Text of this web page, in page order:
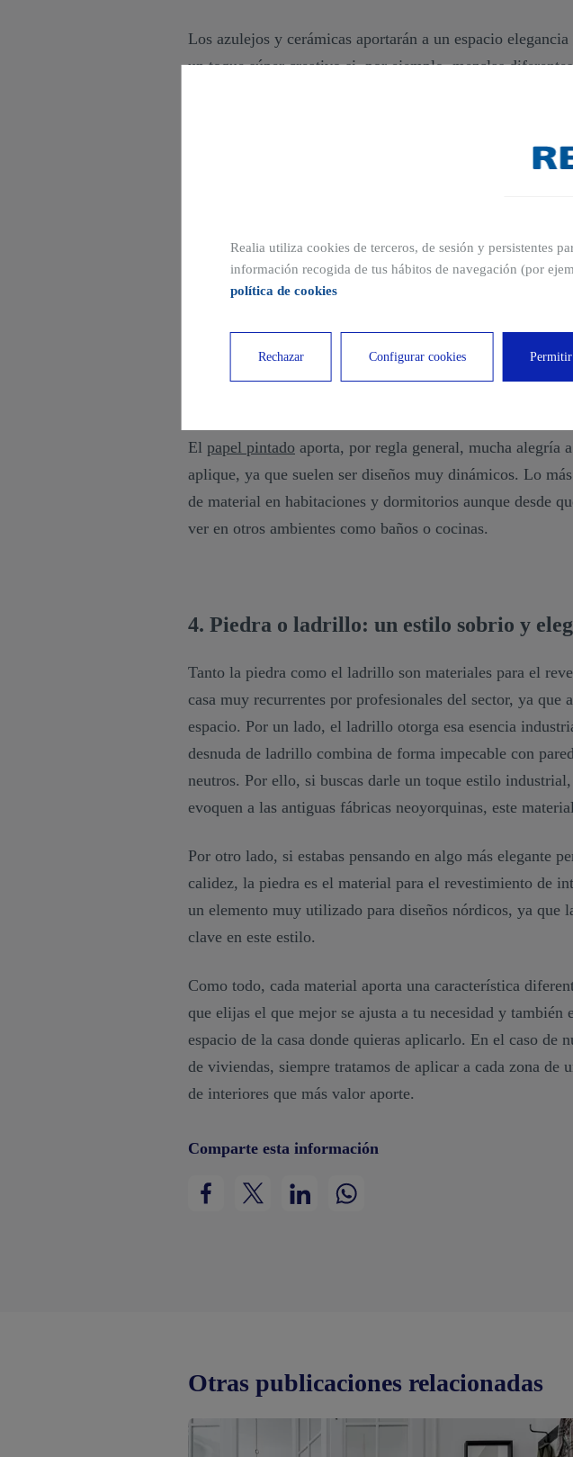
Los azulejos y cerámicas aportarán a un espacio
un toque súper creativo si, por ejemplo, mezclas
3. Papel pintado: alegría para las paredes
El ave fénix de los revestimientos para interiores de
El papel pintado aporta, por regla general, mucha alegría
aplique, ya que suelen ser diseños muy dinámicos. Lo
de material en habitaciones y dormitorios aunque desde
ver en otros ambientes como baños o cocinas.
4. Piedra o ladrillo: un estilo sobrio y
Tanto la piedra como el ladrillo son materiales para el
casa muy recurrentes por profesionales del sector, ya que
espacio. Por un lado, el ladrillo otorga esa esencia
desnuda de ladrillo combina de forma impecable con
neutros. Por ello, si buscas darle un toque estilo industrial,
evoquen a las antiguas fábricas neoyorquinas, este
Por otro lado, si estabas pensando en algo más elegante
calidez, la piedra es el material para el revestimiento de
un elemento muy utilizado para diseños nórdicos, ya que
clave en este estilo.
Como todo, cada material aporta una característica
que elijas el que mejor se ajusta a tu necesidad y también
espacio de la casa donde quieras aplicarlo. En el caso de
de viviendas, siempre tratamos de aplicar a cada zona de
de interiores que más valor aporte.
Comparte esta información
Otras publicaciones relacionadas
Realia utiliza cookies de terceros, de sesión y persistentes
información recogida de tus hábitos de navegación (por
política de cookies
Rechazar Configurar cookies Permitir